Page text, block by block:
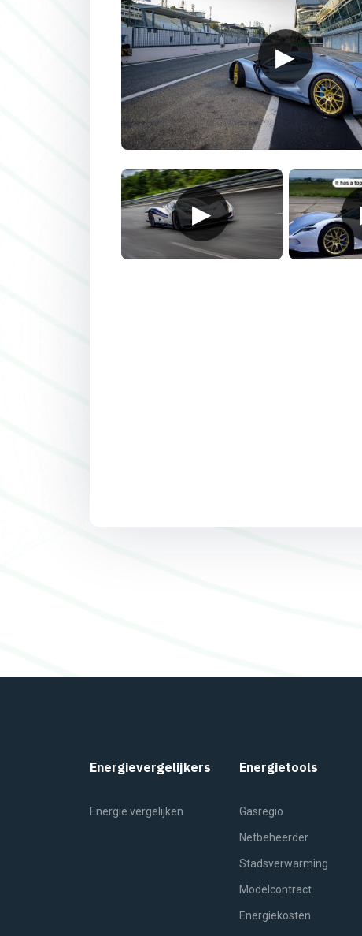
▶
▶
Energievergelijkers
Energie vergelijken
Energietools
Gasregio
Netbeheerder
Stadsverwarming
Modelcontract
Energiekosten